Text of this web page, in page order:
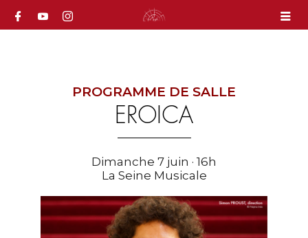
PROGRAMME DE SALLE
EROICA
Dimanche 7 juin · 16h
La Seine Musicale